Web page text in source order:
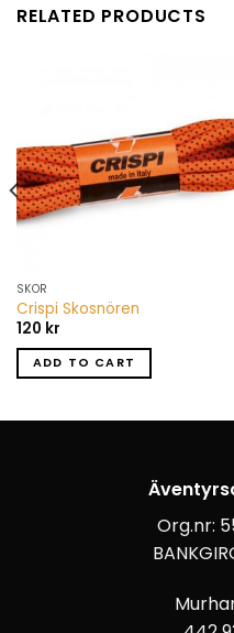
RELATED PRODUCTS
SKOR
Crispi Skosnören
120 kr
ADD TO CART
Org.nr: